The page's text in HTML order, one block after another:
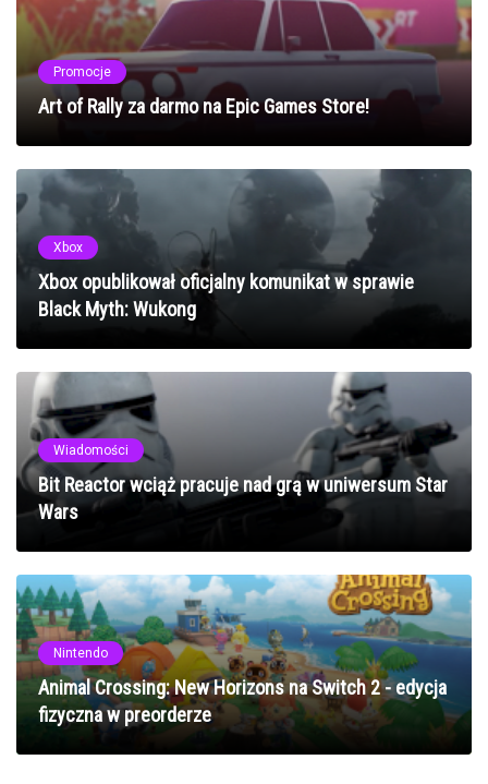
Promocje
Art of Rally za darmo na Epic Games Store!
Xbox
Xbox opublikował oficjalny komunikat w sprawie
Black Myth: Wukong
Wiadomości
Bit Reactor wciąż pracuje nad grą w uniwersum Star
Wars
Nintendo
Animal Crossing: New Horizons na Switch 2 - edycja
fizyczna w preorderze